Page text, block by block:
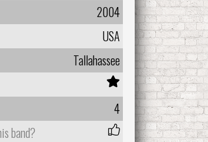
2004
USA
Tallahassee
4
band?